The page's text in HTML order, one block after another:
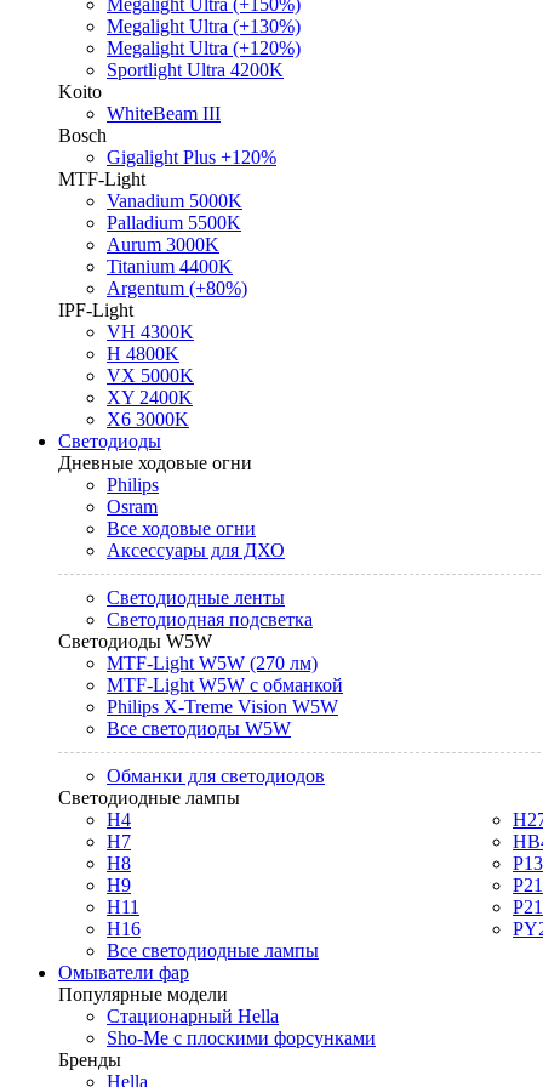
Megalight Ultra (+150%)
Megalight Ultra (+130%)
Megalight Ultra (+120%)
Sportlight Ultra 4200K
Koito
WhiteBeam III
Bosch
Gigalight Plus +120%
MTF-Light
Vanadium 5000K
Palladium 5500K
Aurum 3000K
Titanium 4400K
Argentum (+80%)
IPF-Light
VH 4300K
H 4800K
VX 5000K
XY 2400K
X6 3000K
Светодиоды
Дневные ходовые огни
Philips
Osram
Все ходовые огни
Аксессуары для ДХО
Светодиодные ленты
Светодиодная подсветка
Светодиоды W5W
MTF-Light W5W (270 лм)
MTF-Light W5W с обманкой
Philips X-Treme Vision W5W
Все светодиоды W5W
Обманки для светодиодов
Светодиодные лампы
H4
H7
H8
H9
H11
H16
Все светодиодные лампы
Омыватели фар
Популярные модели
Стационарный Hella
Sho-Me с плоскими форсунками
Бренды
Hella